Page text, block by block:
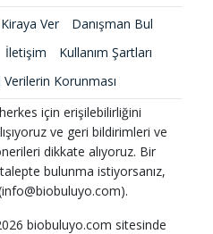
Ver
Danışman Bul
İletişim
Kullanım Şartları
Korunması
için erişilebilirliğini
ve geri bildirimleri ve
dikkate alıyoruz. Bir
bulunma istiyorsanız,
biobuluyo.com sitesinde